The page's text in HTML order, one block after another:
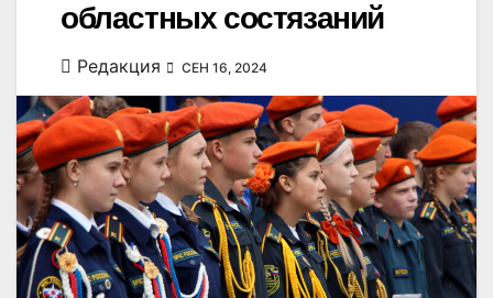
областных состязаний
Редакция СЕН 16, 2024